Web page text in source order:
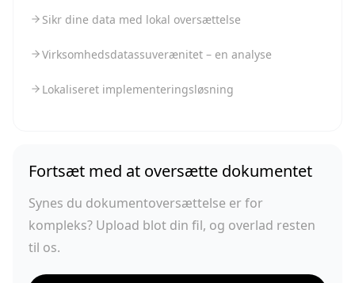
Sikr dine data med lokal oversættelse
Virksomhedsdatassuverænitet – en analyse
Lokaliseret implementeringsløsning
Fortsæt med at oversætte dokumentet
Synes du dokumentoversættelse er for
kompleks? Upload blot din fil, og overlad resten
til os.